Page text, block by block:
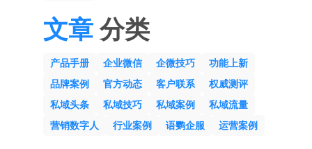
文章分类
产品手册 企业微信 企微技巧
功能上新
品牌案例
官方动态 客户联系
权威测评
私域头条
私域技巧 私域案例
私域流量
营销数字人
行业案例 语鹦企服 运营案例